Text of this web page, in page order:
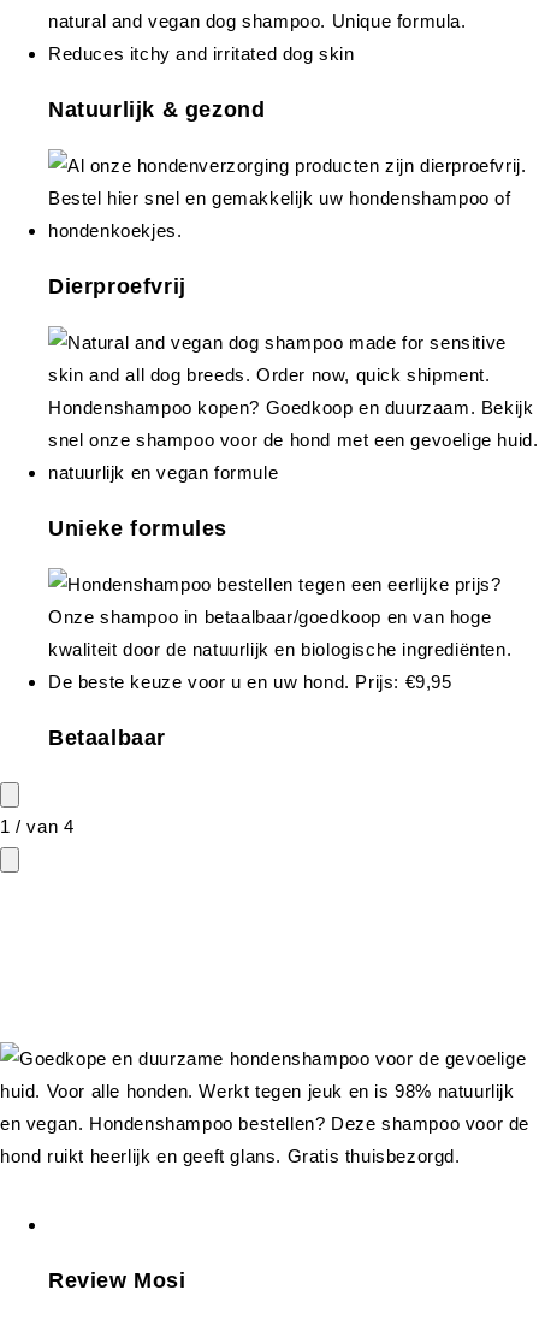
Natuurlijk & gezond
Dierproefvrij
Unieke formules
Betaalbaar
1 /van 4
Review Mosi